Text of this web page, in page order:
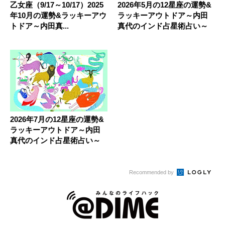
乙女座（9/17～10/17）2025
年10月の運勢&ラッキーアウ
トドア～内田真...
2026年5月の12星座の運勢&
ラッキーアウトドア～内田
真代のインド占星術占い～
2026年7月の12星座の運勢&
ラッキーアウトドア～内田
真代のインド占星術占い～
Recommended by